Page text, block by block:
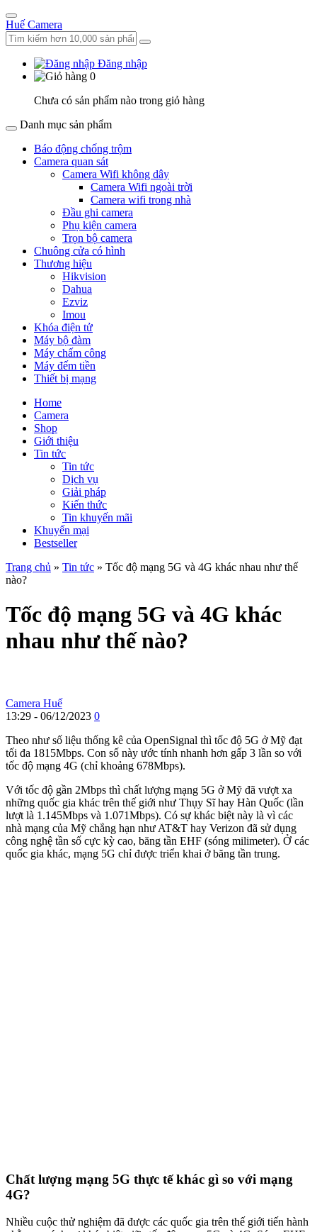
Huế Camera
Đăng nhập
0
Chưa có sản phẩm nào trong giỏ hàng
Danh mục sản phẩm
Báo động chống trộm
Camera quan sát
Camera Wifi không dây
Camera Wifi ngoài trời
Camera wifi trong nhà
Đầu ghi camera
Phụ kiện camera
Trọn bộ camera
Chuông cửa có hình
Thương hiệu
Hikvision
Dahua
Ezviz
Imou
Khóa điện tử
Máy bộ đàm
Máy chấm công
Máy đếm tiền
Thiết bị mạng
Home
Camera
Shop
Giới thiệu
Tin tức
Tin tức
Dịch vụ
Giải pháp
Kiến thức
Tin khuyến mãi
Khuyến mại
Bestseller
Trang chủ » Tin tức » Tốc độ mạng 5G và 4G khác nhau như thế
nào?
Tốc độ mạng 5G và 4G khác
nhau như thế nào?
Camera Huế
13:29 - 06/12/2023 0
Theo như số liệu thống kê của OpenSignal thì tốc độ 5G ở Mỹ đạt
tối đa 1815Mbps. Con số này ước tính nhanh hơn gấp 3 lần so với
tốc độ mạng 4G (chỉ khoảng 678Mbps).
Với tốc độ gần 2Mbps thì chất lượng mạng 5G ở Mỹ đã vượt xa
những quốc gia khác trên thế giới như Thụy Sĩ hay Hàn Quốc (lần
lượt là 1.145Mbps và 1.071Mbps). Có sự khác biệt này là vì các
nhà mạng của Mỹ chẳng hạn như AT&T hay Verizon đã sử dụng
công nghệ tần số cực kỳ cao, băng tần EHF (sóng milimeter). Ở các
quốc gia khác, mạng 5G chỉ được triển khai ở băng tần trung.
Chất lượng mạng 5G thực tế khác gì so với mạng
4G?
Nhiều cuộc thử nghiệm đã được các quốc gia trên thế giới tiến hành